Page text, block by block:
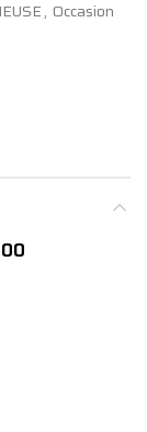
, Occasion